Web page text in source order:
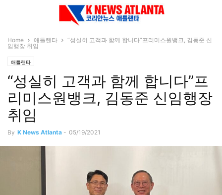
Home 애틀랜타
“성실히 고객과 함께 합니다”프리미스원뱅크, 김동준 신
임행장 취임
애틀랜타
“성실히 고객과 함께 합니다”프
리미스원뱅크, 김동준 신임행장
취임
By K News Atlanta - 05/19/2021